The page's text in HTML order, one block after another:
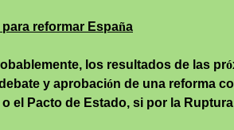
reformar España
los resultados de las pró
y aprobación de una reforma
o el Pacto de Estado, si por la